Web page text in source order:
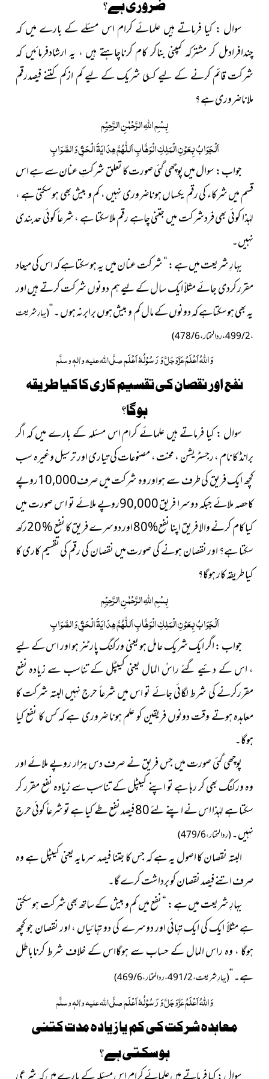
ضروری ہے؟
سوال : کیا فرماتے ہیں علمائے کرام اس مسئلے کے بارے میں کہ
چندافرادمل کر مشترکہ کمپنی بناکر کام کرناچاہتے ہیں ، یہ ارشادفرمائیں کہ
شرکت قائم کرنے کے لیے کسی شریک کے لیے کم ازکم کتنے فیصدرقم
ملاناضروری ہے ؟
بِسْمِاللّٰہِالرَّحْمٰنِ الرَّحِیْمِ
اَلْجَوَابُ بِعَوْنِ الْمَلِکِ الْوَھَّابِ اَللّٰھُمَّ ھِدَایَۃَ الْحَقِّ وَالصَّوَابِ
جواب : سوال میں پوچھی گئی صورت کا تعلق شرکتِ عنان سے ہے اس
قسم میں شرکاء کی رقم یکساں ہوناضروری نہیں ، کم و بیش بھی ہوسکتی ہے ،
لہٰذا کوئی بھی فردشرکت میں جتنی چاہے رقم ملاسکتا ہے ، شرعاً کوئی حدبندی
نہیں۔
بہارِ شریعت میں ہے : “ شرکت عنان میں یہ ہوسکتا ہے کہ اس کی میعاد
مقرر کردی جائے مثلاً ایک سال کے لیے ہم دونوں شرکت کرتے ہیں اور
یہ بھی ہوسکتاہے کہ دونوں کے مال کم و بیش ہوں برابرنہ ہوں ۔ ‘‘(بہارِ شریعت
، 2 / 499 ، ردالمحتار ، 6 / 478)
وَاللہُاَعْلَمُعَزَّوَجَلَّوَ رَسُوْلُہٗ اَعْلَمصلَّی اللہ علیہ واٰلہٖ وسلَّم
نفع اور نقصان کی تقسیم کاری کا کیا طریقہ
ہوگا؟
سوال : کیا فرماتے ہیں علمائے کرام اس مسئلہ کے بارے میں کہ اگر
برانڈ کا نام ، رجسٹریشن ، محنت ، مصنوعات کی تیاری اور ترسیل وغیرہ سب
کچھ ایک فریق کی طرف سے ہواور وہ شرکت میں صرف10,000روپے
کاحصہ ملائے جبکہ دوسرا فریق 90,000روپے ملائے تو اس صورت میں
کیا کام کرنے والا فریق اپنا نفع%80اور دوسرے فریق کا نفع % 20رکھ
سکتا ہے؟ اور نقصان ہونے کی صورت میں نقصان کی رقم کی تقسیم کاری کا
کیا طریقہ کار ہوگا؟
بِسْمِاللّٰہِالرَّحْمٰنِ الرَّحِیْمِ
اَلْجَوَابُ بِعَوْنِ الْمَلِکِ الْوَھَّابِ اَللّٰھُمَّ ھِدَایَۃَ الْحَقِّ وَالصَّوَابِ
جواب : اگر ایک شریک عامل ہو یعنی ورکنگ پارٹنر ہو اور اس کے لیے
، اس کے دئیے گئے راسُ المال یعنی کیپٹل کے تناسب سے زیادہ نفع
مقررکرنے کی شرط لگائی جائے تو اس میں شرعاً حرج نہیں البتہ شرکت کا
معاہدہ ہوتے وقت دونوں فریقین کو علم ہونا ضروری ہے کہ کس کا نفع کیا
ہوگا۔
پوچھی گئی صورت میں جس فریق نے صرف دس ہزار روپے ملائے اور
وہ ورکنگ بھی کر رہا ہے تو اپنے کیپٹل کے تناسب سے زیادہ نفع مقرر کر
سکتا ہے لہٰذا اس نے اپنے لئے 80 فیصد نفع طے کیا ہے تو شرعاً کوئی حرج
نہیں۔(ردالمحتار ، 6 / 479)
البتہ نقصان کا اصول یہ ہے کہ جس کا جتنا فیصد سرمایہ یعنی کیپٹل ہے وہ
صرف اتنے فیصد نقصان کو برداشت کرے گا۔
بہارِ شریعت میں ہے : “ نفع میں کم و بیش کے ساتھ بھی شرکت ہوسکتی
ہے مثلاً ایک کی ایک تہائی اور دوسرے کی دو تہائیاں ، اور نقصان جو کچھ
ہوگا ، وہ راس المال کے حساب سے ہوگااس کے خلاف شرط کرناباطل
ہے۔ ‘‘(بہارِ شریعت ، 2 / 491 ، ردالمحتار ، 6 / 469)
وَاللہُاَعْلَمُعَزَّوَجَلَّوَ رَسُوْلُہٗ اَعْلَمصلَّی اللہ علیہ واٰلہٖ وسلَّم
معاہدہ شرکت کی کم یا زیادہ مدت کتنی
ہوسکتی ہے؟